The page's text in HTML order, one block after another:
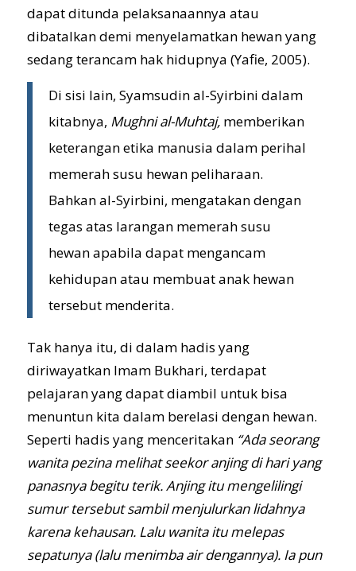
dapat ditunda pelaksanaannya atau
dibatalkan demi menyelamatkan hewan yang
sedang terancam hak hidupnya (Yafie, 2005).
Di sisi lain, Syamsudin al-Syirbini dalam
kitabnya, Mughni al-Muhtaj, memberikan
keterangan etika manusia dalam perihal
memerah susu hewan peliharaan.
Bahkan al-Syirbini, mengatakan dengan
tegas atas larangan memerah susu
hewan apabila dapat mengancam
kehidupan atau membuat anak hewan
tersebut menderita.
Tak hanya itu, di dalam hadis yang
diriwayatkan Imam Bukhari, terdapat
pelajaran yang dapat diambil untuk bisa
menuntun kita dalam berelasi dengan hewan.
Seperti hadis yang menceritakan “Ada seorang
wanita pezina melihat seekor anjing di hari yang
panasnya begitu terik. Anjing itu mengelilingi
sumur tersebut sambil menjulurkan lidahnya
karena kehausan. Lalu wanita itu melepas
sepatunya (lalu menimba air dengannya). Ia pun